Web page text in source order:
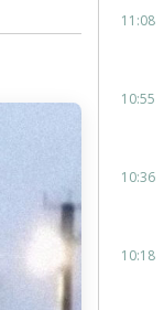
11:08
10:55
10:36
10:18